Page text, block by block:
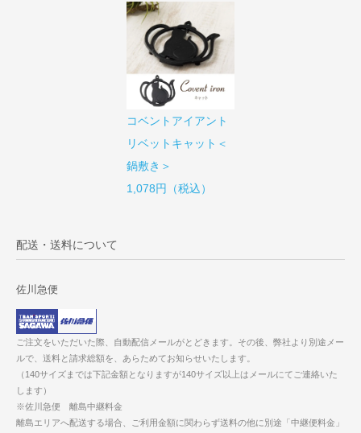
コベントアイアント
リベットキャット＜
鍋敷き＞
1,078円（税込）
配送・送料について
佐川急便
ご注文をいただいた際、自動配信メールがとどきます。その後、弊社より別途メー
ルで、送料と請求総額を、あらためてお知らせいたします。
（140サイズまでは下記金額となりますが140サイズ以上はメールにてご連絡いた
します）
※佐川急便 離島中継料金
離島エリアへ配送する場合、ご利用金額に関わらず送料の他に別途「中継便料金」